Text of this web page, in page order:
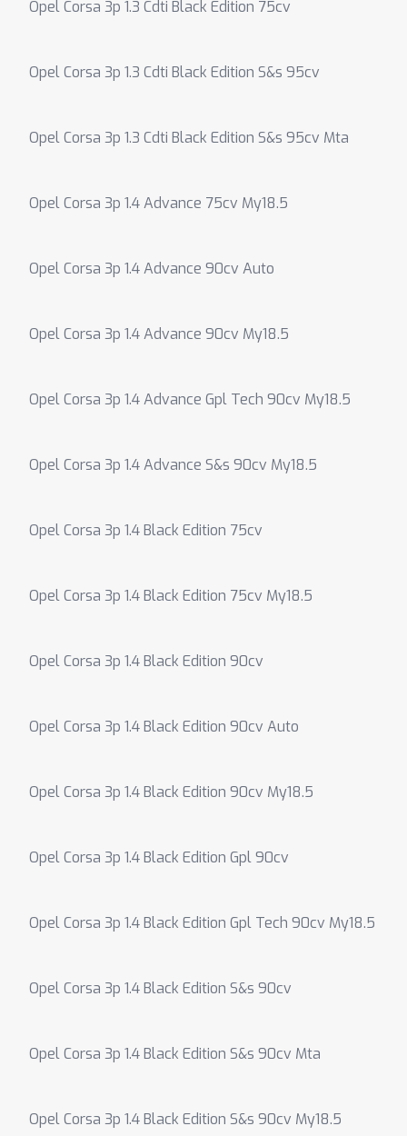
Opel Corsa 3p 1.3 Cdti Black Edition 75cv
Opel Corsa 3p 1.3 Cdti Black Edition S&s 95cv
Opel Corsa 3p 1.3 Cdti Black Edition S&s 95cv Mta
Opel Corsa 3p 1.4 Advance 75cv My18.5
Opel Corsa 3p 1.4 Advance 90cv Auto
Opel Corsa 3p 1.4 Advance 90cv My18.5
Opel Corsa 3p 1.4 Advance Gpl Tech 90cv My18.5
Opel Corsa 3p 1.4 Advance S&s 90cv My18.5
Opel Corsa 3p 1.4 Black Edition 75cv
Opel Corsa 3p 1.4 Black Edition 75cv My18.5
Opel Corsa 3p 1.4 Black Edition 90cv
Opel Corsa 3p 1.4 Black Edition 90cv Auto
Opel Corsa 3p 1.4 Black Edition 90cv My18.5
Opel Corsa 3p 1.4 Black Edition Gpl 90cv
Opel Corsa 3p 1.4 Black Edition Gpl Tech 90cv My18.5
Opel Corsa 3p 1.4 Black Edition S&s 90cv
Opel Corsa 3p 1.4 Black Edition S&s 90cv Mta
Opel Corsa 3p 1.4 Black Edition S&s 90cv My18.5